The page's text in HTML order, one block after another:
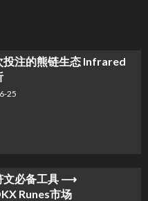
投注的熊链生态 Infrared
25
文必备工具 ⟶
Runes市场